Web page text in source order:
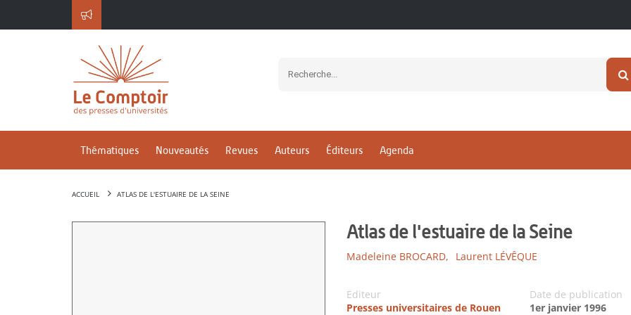
Thématiques Nouveautés Revues Auteurs Éditeurs Agenda
ACCUEIL ATLAS DE L'ESTUAIRE DE LA SEINE
Atlas de l'estuaire de la Seine
Madeleine BROCARD, Laurent LÉVÊQUE
Editeur
Presses universitaires de Rouen
Date de publication
1er janvier 1996